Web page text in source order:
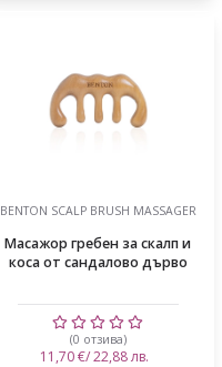
BENTON SCALP BRUSH MASSAGER
Масажор гребен за скалп и
коса от сандалово дърво
(0 отзива)
11,70 €/ 22,88 лв.